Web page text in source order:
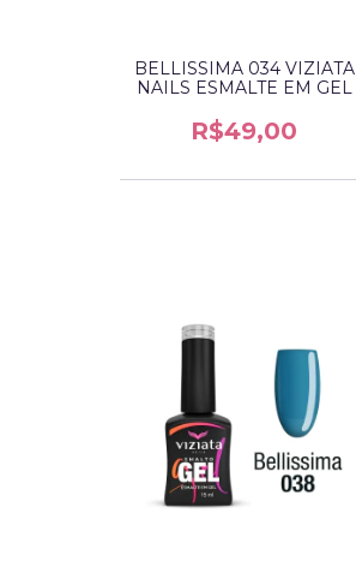
BELLISSIMA 034 VIZIATA
NAILS ESMALTE EM GEL
R$49,00